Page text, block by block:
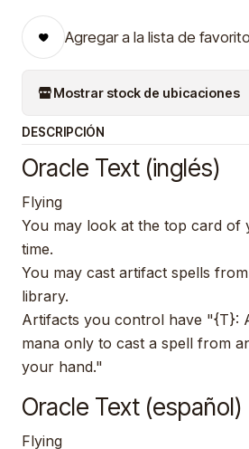
Agregar a la lista de
Mostrar stock de ubicaciones
DESCRIPCIÓN
Oracle Text (inglés)
Flying
You may look at the top card of
time.
You may cast artifact spells
library.
Artifacts you control have "{T}:
mana only to cast a spell from
your hand."
Oracle Text (español)
Flying